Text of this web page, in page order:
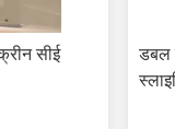
सीई
डबल